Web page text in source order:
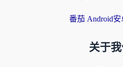
番茄 Android
关于我